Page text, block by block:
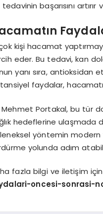
başarısını
kişi hacamat
eder. Bu tedavi, kan
yanı sıra, antioksidan
faydalar,
Mehmet Portakal, bu tür
hedeflerine ulaşmada
yöntemin modern
yolunda adım
fazla bilgi ve iletişim için
oncesi-sonrasi-